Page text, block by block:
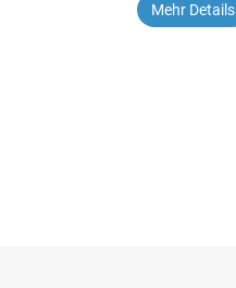
Mehr Details